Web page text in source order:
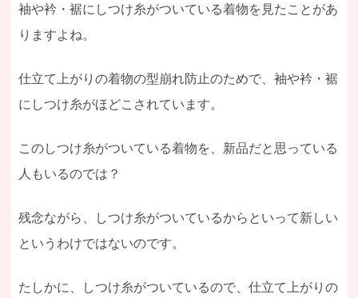
袖や衿・裾にしつけ糸がついている着物を見たことがあ
りますよね。
仕立て上がりの着物の型崩れ防止のためで、袖や衿・裾
にしつけ糸がほどこされています。
このしつけ糸がついている着物を、新品だと思っている
人もいるのでは？
残念ながら、しつけ糸がついているからといって新しい
というわけではないのです。
たしかに、しつけ糸がついているので、仕立て上がりの